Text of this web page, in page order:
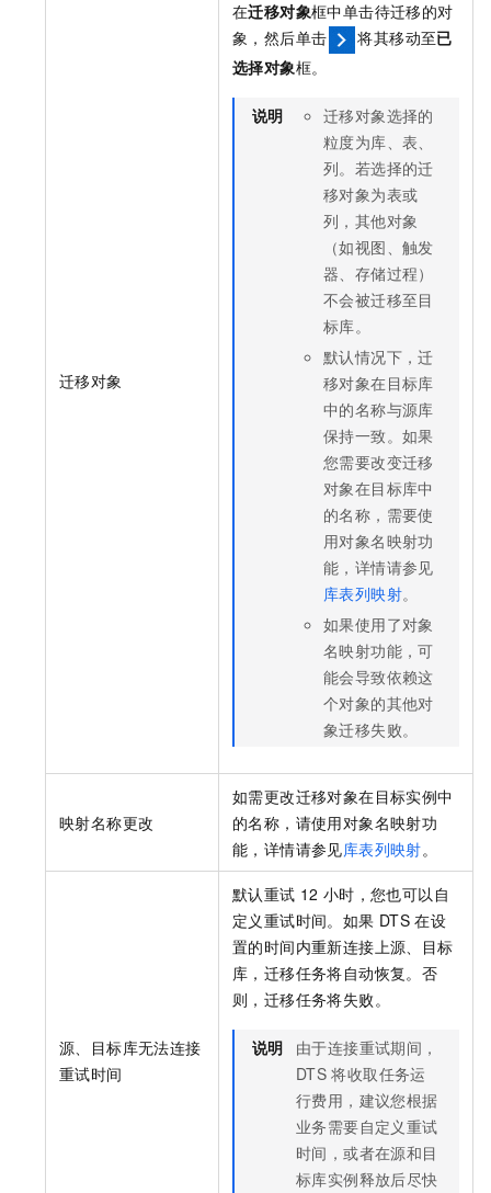
迁移对象
在迁移对象框中单击待迁移的对
象，然后单击
将其移动至已
选择对象框。
说明
迁移对象选择的
粒度为库、表、
列。若选择的迁
移对象为表或
列，其他对象
（如视图、触发
器、存储过程）
不会被迁移至目
标库。
默认情况下，迁
移对象在目标库
中的名称与源库
保持一致。如果
您需要改变迁移
对象在目标库中
的名称，需要使
用对象名映射功
能，详情请参见
库表列映射。
如果使用了对象
名映射功能，可
能会导致依赖这
个对象的其他对
象迁移失败。
映射名称更改
如需更改迁移对象在目标实例中
的名称，请使用对象名映射功
能，详情请参见库表列映射。
源、目标库无法连接
重试时间
默认重试 12 小时，您也可以自
定义重试时间。如果 DTS 在设
置的时间内重新连接上源、目标
库，迁移任务将自动恢复。否
则，迁移任务将失败。
说明
由于连接重试期间，
DTS 将收取任务运
行费用，建议您根据
业务需要自定义重试
时间，或者在源和目
标库实例释放后尽快